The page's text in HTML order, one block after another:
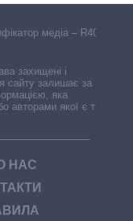
медіа – R40-
захищені і
сайту залишає за
яка
авторами якої є треті
НАС